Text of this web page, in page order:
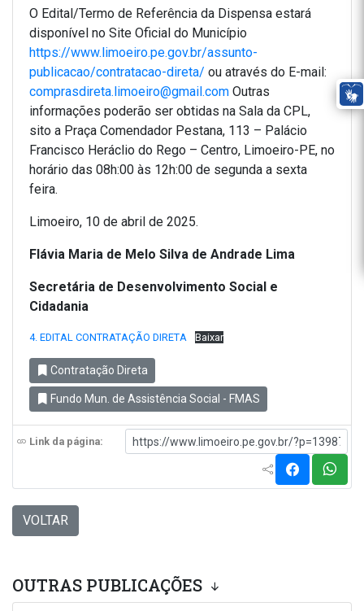
O Edital/Termo de Referência da Dispensa estará
disponível no Site Oficial do Município
https://www.limoeiro.pe.gov.br/assunto-
publicacao/contratacao-direta/ ou através do E-mail:
comprasdireta.limoeiro@gmail.com Outras
informações poderão ser obtidas na Sala da CPL,
sito a Praça Comendador Pestana, 113 – Palácio
Francisco Heráclio do Rego – Centro, Limoeiro-PE, no
horário das 08h:00 às 12h:00 de segunda a sexta
feira.
Limoeiro, 10 de abril de 2025.
Flávia Maria de Melo Silva de Andrade Lima
Secretária de Desenvolvimento Social e
Cidadania
4. EDITAL CONTRATAÇÃO DIRETA Baixar
Contratação Direta
Fundo Mun. de Assistência Social - FMAS
Link da página:
VOLTAR
OUTRAS PUBLICAÇÕES